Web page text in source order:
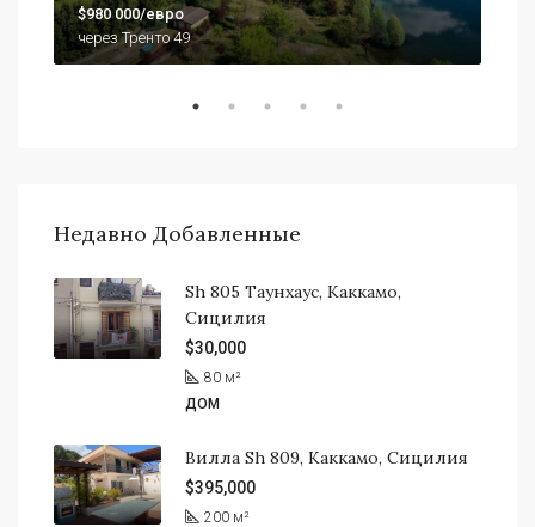
$980 000/евро
через Тренто 49
Недавно Добавленные
Sh 805 Таунхаус, Каккамо,
Сицилия
$30,000
80 м²
ДОМ
Вилла Sh 809, Каккамо, Сицилия
$395,000
200 м²